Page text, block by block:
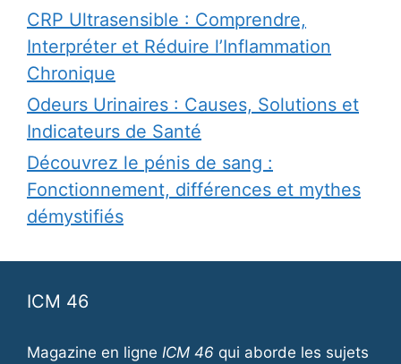
CRP Ultrasensible : Comprendre,
Interpréter et Réduire l’Inflammation
Chronique
Odeurs Urinaires : Causes, Solutions et
Indicateurs de Santé
Découvrez le pénis de sang :
Fonctionnement, différences et mythes
démystifiés
ICM 46
Magazine en ligne ICM 46 qui aborde les sujets